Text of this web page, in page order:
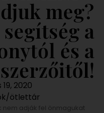
meg?
a
és a
2020
ötlettár
nem adják fel önmagukat